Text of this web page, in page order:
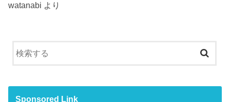
watanabi より
Sponsored Link